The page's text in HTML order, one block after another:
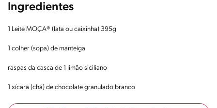
Ingredientes
1 Leite MOÇA® (lata ou caixinha) 395g
1 colher (sopa) de manteiga
raspas da casca de 1 limão siciliano
1 xícara (chá) de chocolate granulado branco